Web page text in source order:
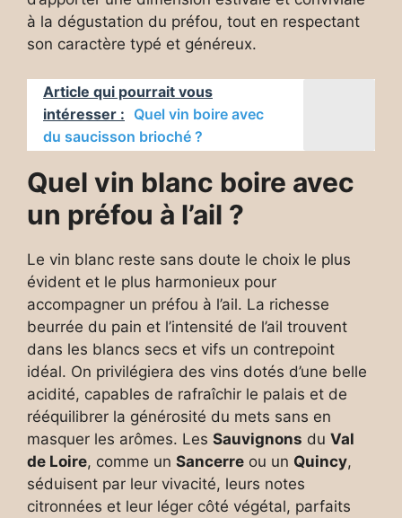
à la dégustation du préfou, tout en respectant
son caractère typé et généreux.
Article qui pourrait vous
intéresser : Quel vin boire avec
du saucisson brioché ?
Quel vin blanc boire avec
un préfou à l’ail ?
Le vin blanc reste sans doute le choix le plus
évident et le plus harmonieux pour
accompagner un préfou à l’ail. La richesse
beurrée du pain et l’intensité de l’ail trouvent
dans les blancs secs et vifs un contrepoint
idéal. On privilégiera des vins dotés d’une belle
acidité, capables de rafraîchir le palais et de
rééquilibrer la générosité du mets sans en
masquer les arômes. Les Sauvignons du Val
de Loire, comme un Sancerre ou un Quincy,
séduisent par leur vivacité, leurs notes
citronnées et leur léger côté végétal, parfaits